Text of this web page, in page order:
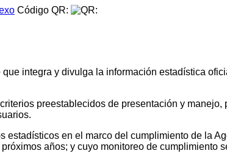
Código QR:
integra y divulga la información estadística
preestablecidos de presentación y
en el marco del cumplimiento de la
años; y cuyo monitoreo de